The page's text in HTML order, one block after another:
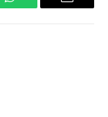
WhatsApp Email